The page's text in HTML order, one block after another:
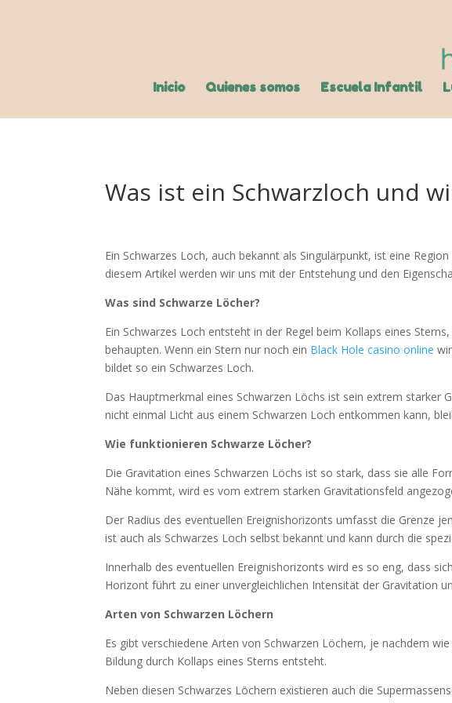
Inicio Quienes somos Escuela Infantil
Was ist ein Schwarzloch und
Ein Schwarzes Loch, auch bekannt als Singulärpunkt, ist eine
diesem Artikel werden wir uns mit der Entstehung und den
Was sind Schwarze Löcher?
Ein Schwarzes Loch entsteht in der Regel beim Kollaps eines
behaupten. Wenn ein Stern nur noch ein Black Hole casino online
bildet so ein Schwarzes Loch.
Das Hauptmerkmal eines Schwarzen Löchs ist sein extrem starker
nicht einmal Licht aus einem Schwarzen Loch entkommen kann,
Wie funktionieren Schwarze Löcher?
Die Gravitation eines Schwarzen Löchs ist so stark, dass sie alle
Nähe kommt, wird es vom extrem starken Gravitationsfeld
Der Radius des eventuellen Ereignishorizonts umfasst die Grenze
ist auch als Schwarzes Loch selbst bekannt und kann durch die
Innerhalb des eventuellen Ereignishorizonts wird es so eng, dass
Horizont führt zu einer unvergleichlichen Intensität der Gravitation
Arten von Schwarzen Löchern
Es gibt verschiedene Arten von Schwarzen Löchern, je nachdem
Bildung durch Kollaps eines Sterns entsteht.
Neben diesen Schwarzes Löchern existieren auch die